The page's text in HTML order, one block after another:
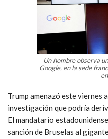
Un hombre observa
Google, en la sede
Trump amenazó este viernes
investigación que podría
El mandatario
sanción de Bruselas al